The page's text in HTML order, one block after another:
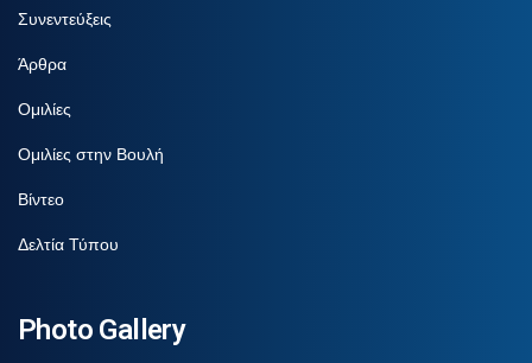
Συνεντεύξεις
Άρθρα
Ομιλίες
Ομιλίες στην Βουλή
Βίντεο
Δελτία Τύπου
Photo Gallery